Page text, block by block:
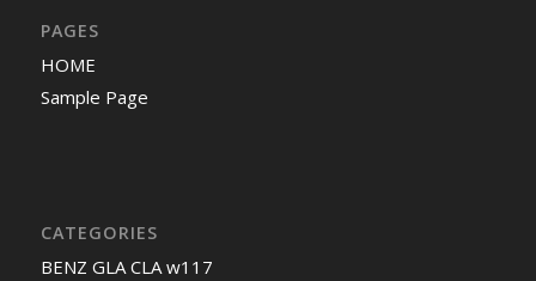
PAGES
HOME
Sample Page
CATEGORIES
BENZ GLA CLA w117